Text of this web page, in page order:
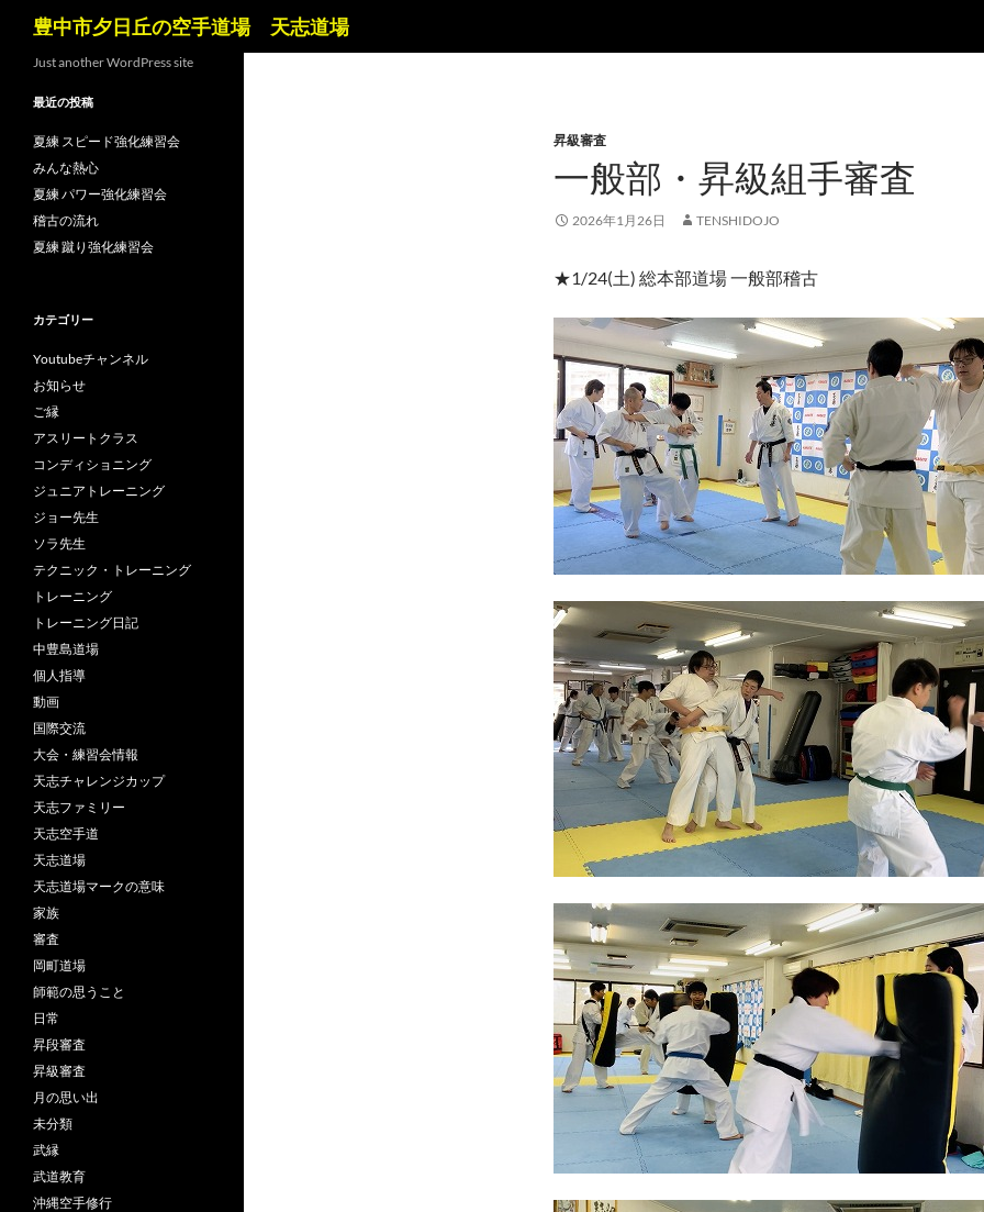
豊中市夕日丘の空手道場 天志道場
昇級審査
一般部・昇級組手審査
2026年1月26日 TENSHIDOJO
★1/24(土) 総本部道場 一般部稽古
Just another WordPress site
最近の投稿
夏練 スピード強化練習会
みんな熱心
夏練 パワー強化練習会
稽古の流れ
夏練 蹴り強化練習会
カテゴリー
Youtubeチャンネル
お知らせ
ご縁
アスリートクラス
コンディショニング
ジュニアトレーニング
ジョー先生
ソラ先生
テクニック・トレーニング
トレーニング
トレーニング日記
中豊島道場
個人指導
動画
国際交流
大会・練習会情報
天志チャレンジカップ
天志ファミリー
天志空手道
天志道場
天志道場マークの意味
家族
審査
岡町道場
師範の思うこと
日常
昇段審査
昇級審査
月の思い出
未分類
武縁
武道教育
沖縄空手修行